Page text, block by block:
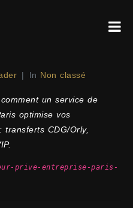
In Non classé
un service de
optimise vos
transferts CDG/Orly,
prive-entreprise-paris-